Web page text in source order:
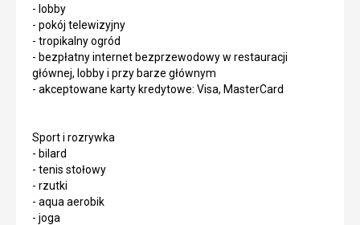
- lobby
- pokój telewizyjny
- tropikalny ogród
- bezpłatny internet bezprzewodowy w restauracji
głównej, lobby i przy barze głównym
- akceptowane karty kredytowe: Visa, MasterCard
Sport i rozrywka
- bilard
- tenis stołowy
- rzutki
- aqua aerobik
- joga